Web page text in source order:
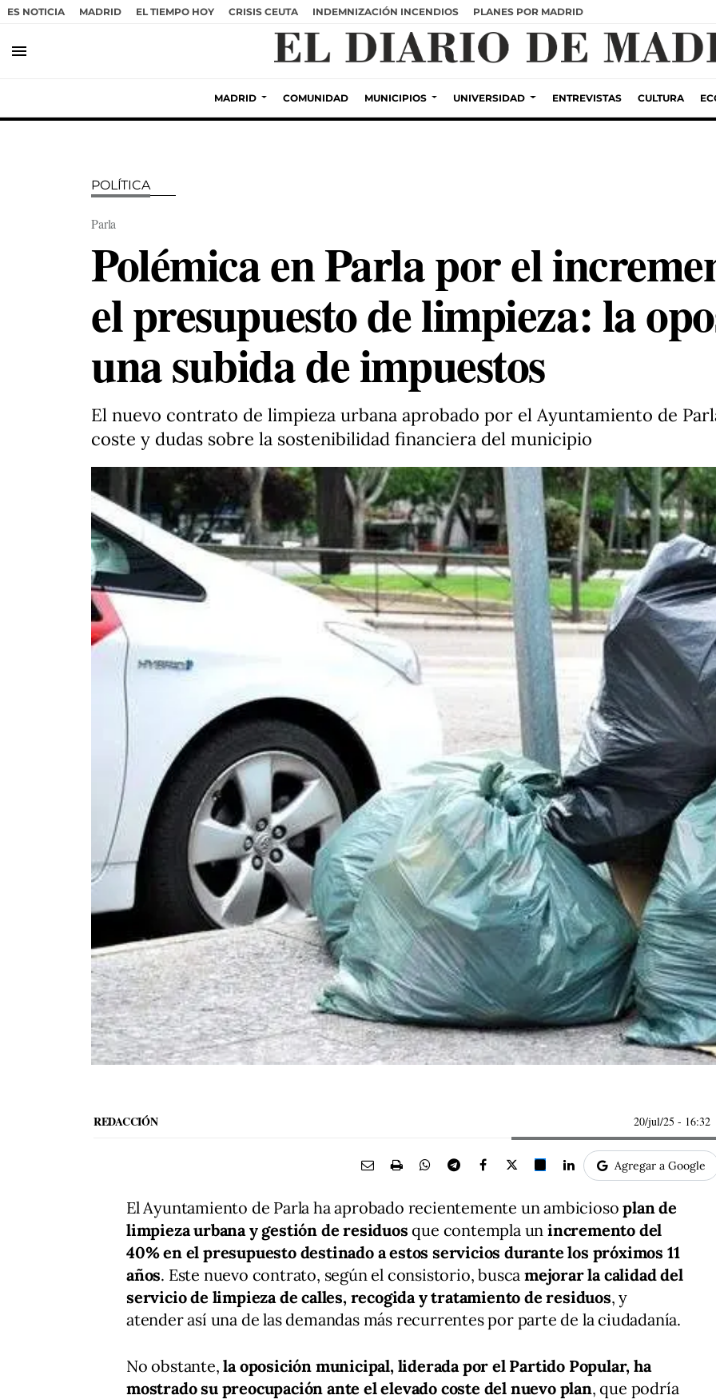
ES NOTICIA MADRID EL TIEMPO HOY CRISIS CEUTA INDEMNIZACIÓN INCENDIOS PLANES POR MADRID
menu
MADRID COMUNIDAD MUNICIPIOS UNIVERSIDAD ENTREVISTAS CULTURA
POLÍTICA
Parla
Polémica en Parla por el
el presupuesto de limpieza: la
una subida de impuestos
El nuevo contrato de limpieza urbana aprobado por el Ayuntamiento de
coste y dudas sobre la sostenibilidad financiera del municipio
REDACCIÓN 20/jul/25 - 16:32
Agregar a Google
El Ayuntamiento de Parla ha aprobado recientemente un ambiciosoplan de
limpieza urbana y gestión de residuos que contempla unincremento del
40% en el presupuesto destinado a estos servicios durante los próximos 11
años. Este nuevo contrato, según el consistorio, buscamejorar la calidad del
servicio de limpieza de calles, recogida y tratamiento de residuos, y
atender así una de las demandas más recurrentes por parte de la ciudadanía.
No obstante,la oposición municipal, liderada por el Partido Popular, ha
mostrado su preocupación ante el elevado coste del nuevo plan, que podría